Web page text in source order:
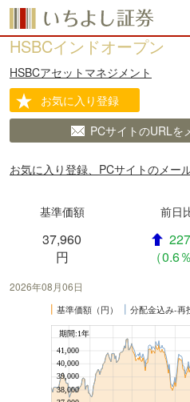
HSBCインドオープン
HSBCアセットマネジメント
お気に入り登録
PCサイトのURLを
お気に入り登録、PCサイトのメー
基準価額 前日
37,960
円
（0.6
2026年08月06日
┃ 基準価額（円） ┃ 分配金込み-再